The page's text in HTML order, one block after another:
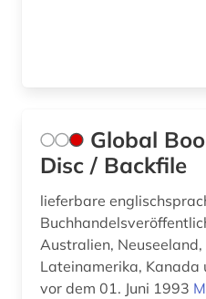
comesa-staaten (1)
côte divoire (1)
daten (1)
datensammlung (3)
demographie (6)
Suedamerika (11)
Suedostasien (3)
Suedosteuropa (4)
Global
Disc / Backfile
lieferbare
Australien,
Lateinamerika, Kanada
vor dem 01. Juni 1993